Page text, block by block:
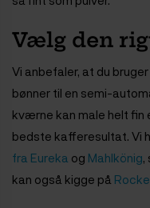
Vælg den
Vi anbefaler, at du
bønner til en semi-
kværne kan male helt fin
bedste kafferesultat. Vi
fra Eureka og Mahlkönig,
kan også kigge på